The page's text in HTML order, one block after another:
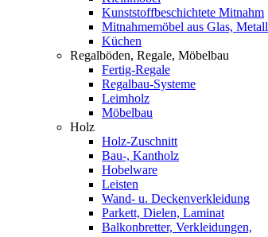
Kunststoffbeschichtete Mitnahm
Mitnahmemöbel aus Glas, Metall
Küchen
Regalböden, Regale, Möbelbau
Fertig-Regale
Regalbau-Systeme
Leimholz
Möbelbau
Holz
Holz-Zuschnitt
Bau-, Kantholz
Hobelware
Leisten
Wand- u. Deckenverkleidung
Parkett, Dielen, Laminat
Balkonbretter, Verkleidungen,